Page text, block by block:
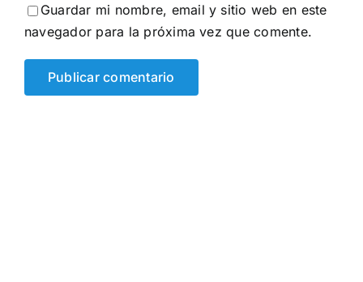
Guardar mi nombre, email y sitio web en este
navegador para la próxima vez que comente.